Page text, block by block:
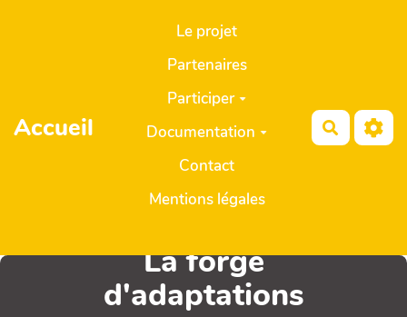
Aller au contenu principal
Accueil
Le projet
Partenaires
Participer
Documentation
Contact
Mentions légales
La forge
d'adaptations